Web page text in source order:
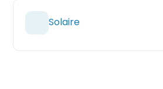
Solaire